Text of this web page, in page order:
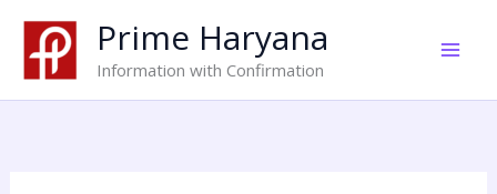
content
Prime Haryana
Information with Confirmation